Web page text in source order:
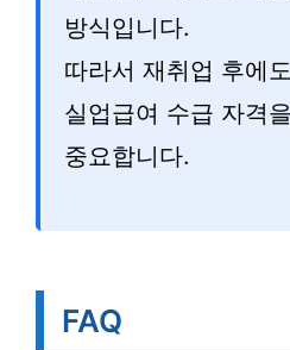
방식입니다.
따라서 재취업 후에
실업급여 수급 자격
중요합니다.
FAQ